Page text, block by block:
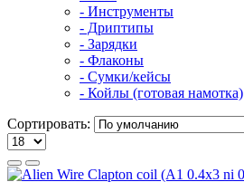
- Инструменты
- Дриптипы
- Зарядки
- Флаконы
- Сумки/кейсы
- Койлы (готовая намотка)
Сортировать: